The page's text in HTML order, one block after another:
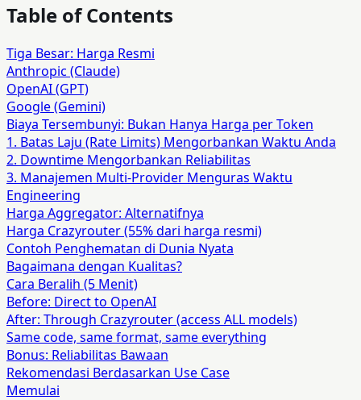
Table of Contents
Tiga Besar: Harga Resmi
Anthropic (Claude)
OpenAI (GPT)
Google (Gemini)
Biaya Tersembunyi: Bukan Hanya Harga per Token
1. Batas Laju (Rate Limits) Mengorbankan Waktu Anda
2. Downtime Mengorbankan Reliabilitas
3. Manajemen Multi-Provider Menguras Waktu
Engineering
Harga Aggregator: Alternatifnya
Harga Crazyrouter (55% dari harga resmi)
Contoh Penghematan di Dunia Nyata
Bagaimana dengan Kualitas?
Cara Beralih (5 Menit)
Before: Direct to OpenAI
After: Through Crazyrouter (access ALL models)
Same code, same format, same everything
Bonus: Reliabilitas Bawaan
Rekomendasi Berdasarkan Use Case
Memulai